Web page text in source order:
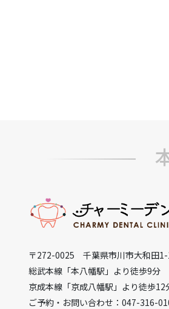
〒272-0025 千葉県市川市大和田
総武本線「本八幡駅」より徒歩9分
京成本線「京成八幡駅」より徒歩12
ご予約・お問い合わせ：047-316-